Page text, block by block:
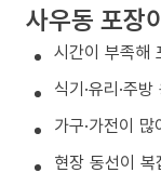
사우동 포장
시간이 부족해
식기·유리·주
가구·가전이
현장 동선이